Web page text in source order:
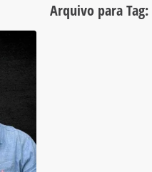
Arquivo para Tag: